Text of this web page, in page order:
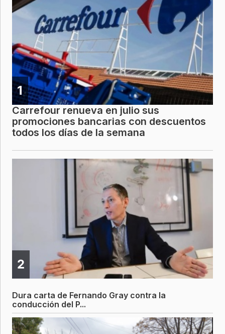
1
Carrefour renueva en julio sus
promociones bancarias con descuentos
todos los días de la semana
2
Dura carta de Fernando Gray contra la
conducción del P...